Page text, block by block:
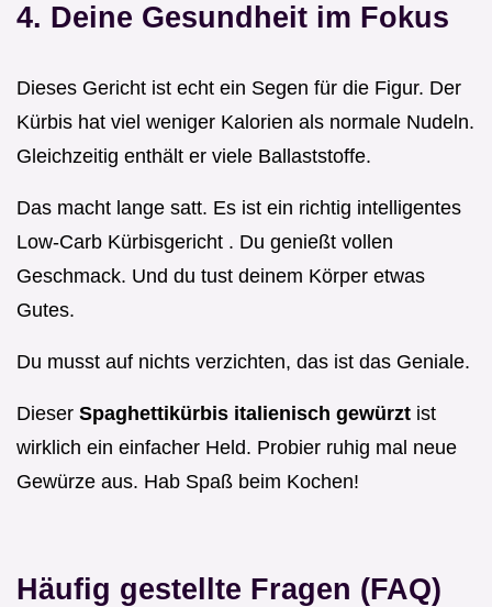
4. Deine Gesundheit im Fokus
Dieses Gericht ist echt ein Segen für die Figur. Der
Kürbis hat viel weniger Kalorien als normale Nudeln.
Gleichzeitig enthält er viele Ballaststoffe.
Das macht lange satt. Es ist ein richtig intelligentes
Low-Carb Kürbisgericht . Du genießt vollen
Geschmack. Und du tust deinem Körper etwas
Gutes.
Du musst auf nichts verzichten, das ist das Geniale.
Dieser Spaghettikürbis italienisch gewürzt ist
wirklich ein einfacher Held. Probier ruhig mal neue
Gewürze aus. Hab Spaß beim Kochen!
Häufig gestellte Fragen (FAQ)